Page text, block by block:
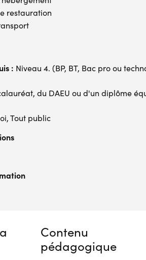
restauration
: Niveau 4. (BP, BT, Bac pro ou
du DAEU ou d'un diplôme
Tout public
Contenu
pédagogique